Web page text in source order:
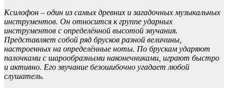
Ксилофон – один из самых древних и загадочных музыкальных
инструментов. Он относится к группе ударных
инструментов с определённой высотой звучания.
Представляет собой ряд брусков разной величины,
настроенных на определённые ноты. По брускам ударяют
палочками с шарообразными наконечниками, играют быстро
и активно. Его звучание безошибочно угадает любой
слушатель.